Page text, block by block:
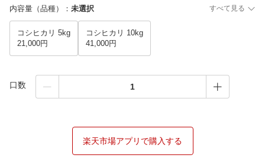
内容量（品種） ： 未選択 すべて見る
コシヒカリ 5kg
21,000円
コシヒカリ 10kg
41,000円
口数
楽天市場アプリで購入する